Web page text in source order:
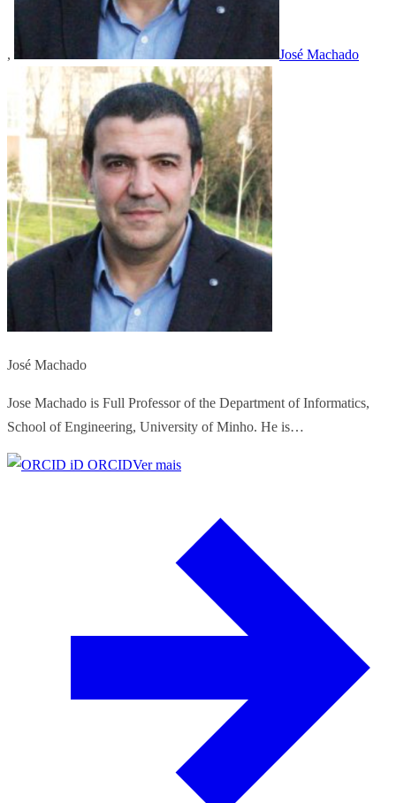
, José Machado
José Machado
Jose Machado is Full Professor of the Department of Informatics,
School of Engineering, University of Minho. He is…
ORCIDVer mais